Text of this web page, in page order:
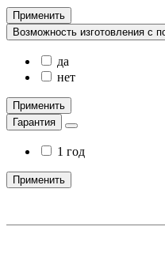
Применить
Возможность изготовления с
да
нет
Применить
Гарантия
1 год
Применить